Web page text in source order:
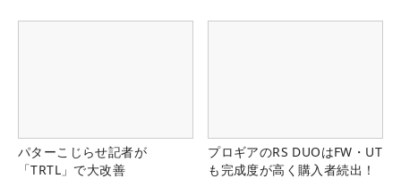
パターこじらせ記者が
「TRTL」で大改善
プロギアのRS DUOはFW・UT
も完成度が高く購入者続出！